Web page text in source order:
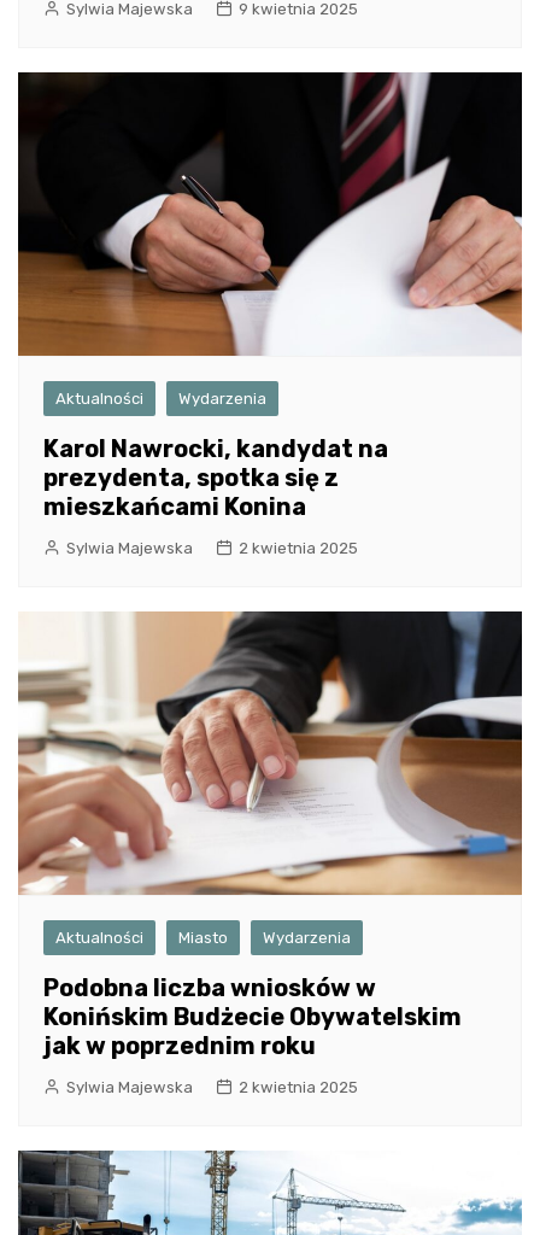
Sylwia Majewska 9 kwietnia 2025
Aktualności Wydarzenia
Karol Nawrocki, kandydat na
prezydenta, spotka się z
mieszkańcami Konina
Sylwia Majewska 2 kwietnia 2025
Aktualności Miasto Wydarzenia
Podobna liczba wniosków w
Konińskim Budżecie Obywatelskim
jak w poprzednim roku
Sylwia Majewska 2 kwietnia 2025